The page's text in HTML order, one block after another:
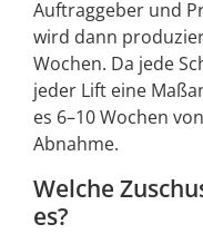
Auftraggeber und
wird dann
Wochen. Da jede
jeder Lift eine
es 6–10 Wochen
Abnahme.
Welche
es?